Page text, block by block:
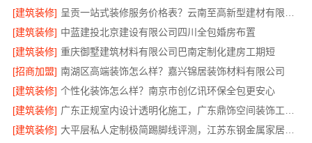
[建筑装修]
[建筑装修] 中蓝建投北京建设有限公司四川全包婚房布置
[建筑装修] 重庆御墅建筑材料有限公司巴南定制化建房工期短
[招商加盟] 南湖区高端装饰怎么样？嘉兴锦居装饰材料有限公司
[建筑装修] 个性化装饰怎么样？南京市创亿讯环保全包更安心
[建筑装修]
[建筑装修]